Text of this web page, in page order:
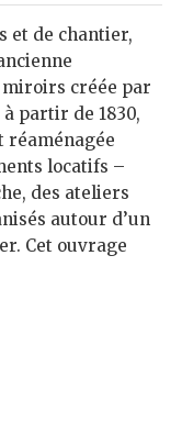
et de chantier,
créée par
partir de 1830,
réaménagée
locatifs –
des ateliers
autour d’un
Cet ouvrage